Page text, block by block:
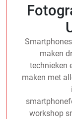
maken
technieken
maken met
workshop